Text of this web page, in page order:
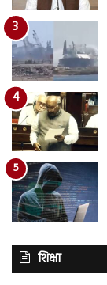
शिक्षा